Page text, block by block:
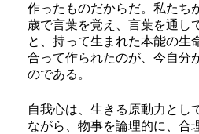
作ったものだからだ。私たち
歳で言葉を覚え、言葉を通し
と、持って生まれた本能の生
合って作られたのが、今自分
のである。
自我心は、生きる原動力とし
ながら、物事を論理的に、合